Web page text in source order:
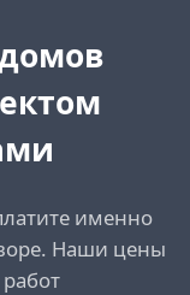
именно
Наши цены